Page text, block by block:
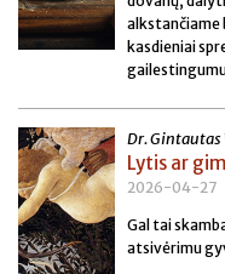
alkstančiame
kasdieniai
Dr. Gintautas
Lytis ar
2026-04-27
Gal tai
atsivėrimu